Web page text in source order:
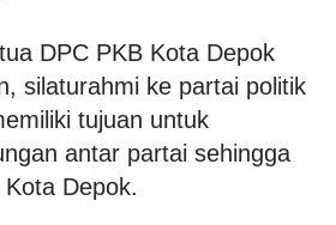
DPC PKB Kota Depok
silaturahmi ke partai politik
tujuan untuk
antar partai sehingga
Depok.